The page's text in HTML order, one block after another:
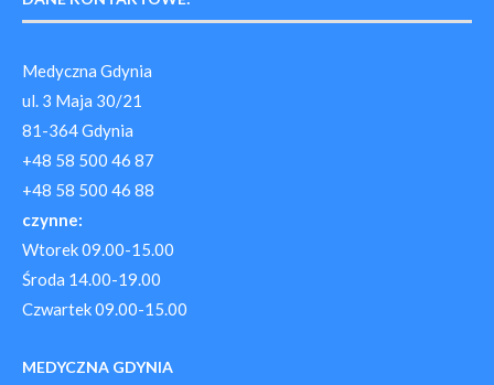
Medyczna Gdynia
ul. 3 Maja 30/21
81-364 Gdynia
+48 58 500 46 87
+48 58 500 46 88
czynne:
Wtorek 09.00-15.00
Środa 14.00-19.00
Czwartek 09.00-15.00
MEDYCZNA GDYNIA